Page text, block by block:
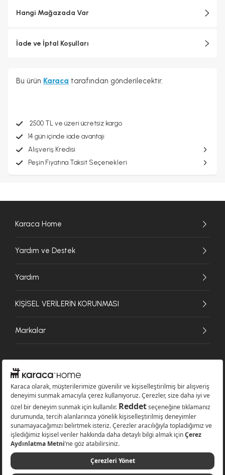
Hangi Mağazada Var
İade ve İptal Koşulları
Bu ürün Karaca tarafından gönderilecektir.
2500 TL ve üzeri ücretsiz kargo
14 gün içinde iade avantajı
Alışveriş Kredisi
Peşin Fiyatına Taksit Seçenekleri
Karaca Home
Yardım ve Destek
Yardım
KİŞİSEL VERİLERİN KORUNMASI
Markalar
© 2026 Karaca Home Collection Tekstil Sanayi ve Ticaret A.Ş. - Tüm hakları
saklıdır.